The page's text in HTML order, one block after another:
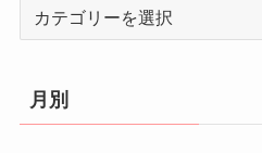
リ
ー
月別